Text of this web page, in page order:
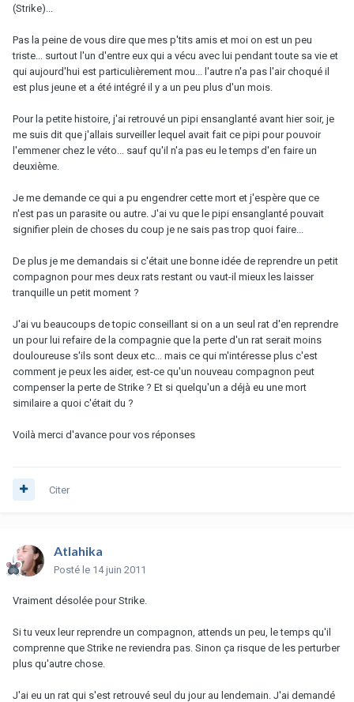
(Strike)...
Pas la peine de vous dire que mes p'tits amis et moi on est un peu
triste... surtout l'un d'entre eux qui a vécu avec lui pendant toute sa vie et
qui aujourd'hui est particulièrement mou... l'autre n'a pas l'air choqué il
est plus jeune et a été intégré il y a un peu plus d'un mois.
Pour la petite histoire, j'ai retrouvé un pipi ensanglanté avant hier soir, je
me suis dit que j'allais surveiller lequel avait fait ce pipi pour pouvoir
l'emmener chez le véto... sauf qu'il n'a pas eu le temps d'en faire un
deuxième.
Je me demande ce qui a pu engendrer cette mort et j'espère que ce
n'est pas un parasite ou autre. J'ai vu que le pipi ensanglanté pouvait
signifier plein de choses du coup je ne sais pas trop quoi faire...
De plus je me demandais si c'était une bonne idée de reprendre un petit
compagnon pour mes deux rats restant ou vaut-il mieux les laisser
tranquille un petit moment ?
J'ai vu beaucoups de topic conseillant si on a un seul rat d'en reprendre
un pour lui refaire de la compagnie que la perte d'un rat serait moins
douloureuse s'ils sont deux etc... mais ce qui m'intéresse plus c'est
comment je peux les aider, est-ce qu'un nouveau compagnon peut
compenser la perte de Strike ? Et si quelqu'un a déjà eu une mort
similaire a quoi c'était du ?
Voilà merci d'avance pour vos réponses
Citer
Atlahika
Posté le 14 juin 2011
Vraiment désolée pour Strike.
Si tu veux leur reprendre un compagnon, attends un peu, le temps qu'il
comprenne que Strike ne reviendra pas. Sinon ça risque de les perturber
plus qu'autre chose.
J'ai eu un rat qui s'est retrouvé seul du jour au lendemain. J'ai demandé